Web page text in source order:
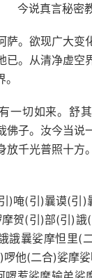
今说真言秘密
萨。欲现广大变
已。从清净虚空
一切如来。舒
佛子。汝今当说
放千光普照十方
)唵(引)曩谟(引)
贺(引)部(引)誐
誐曩娑摩怛里(
他(二合)娑摩